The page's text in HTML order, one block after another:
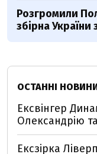
Розгромили
збірна України
ОСТАННІ
Ексвінгер
Олександрію
Ексзірка